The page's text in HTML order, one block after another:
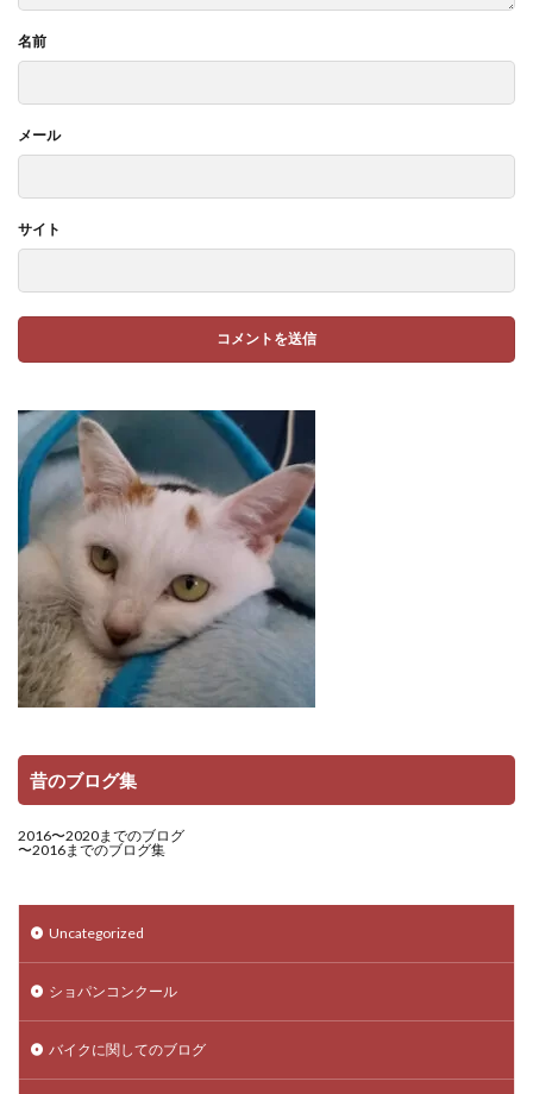
名前
メール
サイト
昔のブログ集
2016〜2020までのブログ
〜2016までのブログ集
Uncategorized
ショパンコンクール
バイクに関してのブログ